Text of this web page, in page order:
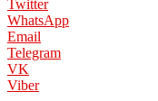
Twitter
WhatsApp
Email
Telegram
VK
Viber